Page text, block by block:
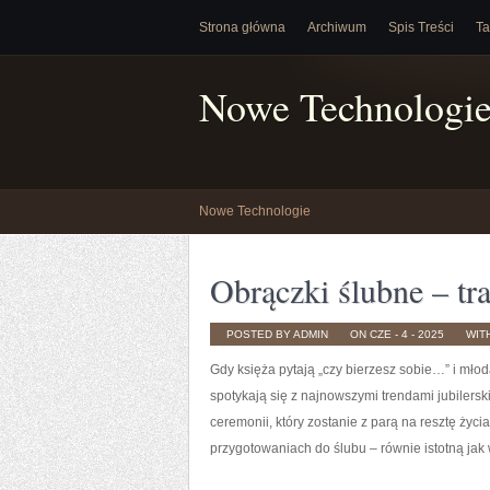
Strona główna Archiwum Spis Treści
Nowe
Nowe Technologie
Obrączki ślubne –
POSTED BY ADMIN ON CZE - 4 - 2025
Gdy księża pytają „czy bierzesz sobie…” i
spotykają się z najnowszymi trendami
ceremonii, który zostanie z parą na resztę
przygotowaniach do ślubu – równie istotną jak